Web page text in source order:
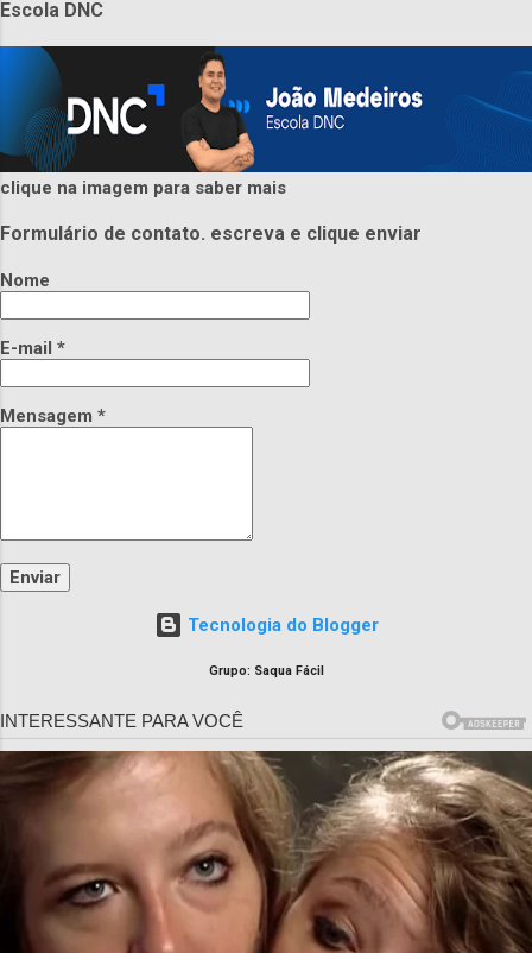
Escola DNC
clique na imagem para saber mais
Formulário de contato. escreva e clique enviar
Nome
E-mail *
Mensagem *
Tecnologia do Blogger
Grupo: Saqua Fácil